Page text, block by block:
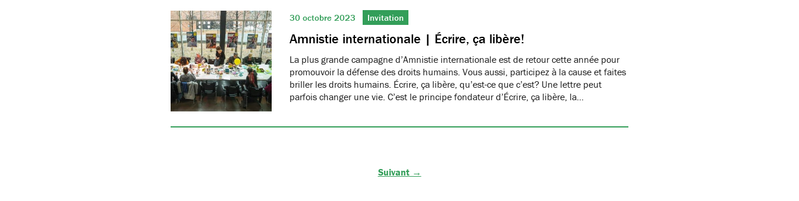
30 octobre 2023 Invitation
Amnistie internationale | Écrire, ça libère!
La plus grande campagne d’Amnistie internationale est de retour cette année pour
promouvoir la défense des droits humains. Vous aussi, participez à la cause et faites
briller les droits humains. Écrire, ça libère, qu’est-ce que c’est? Une lettre peut
parfois changer une vie. C’est le principe fondateur d’Écrire, ça libère, la…
Suivant →